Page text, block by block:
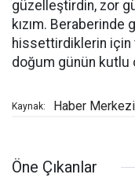
güzelleştirdin, zor
kızım.
hissettirdiklerin için
doğum günün kutlu
Kaynak: Haber Merkezi
Öne Çıkanlar